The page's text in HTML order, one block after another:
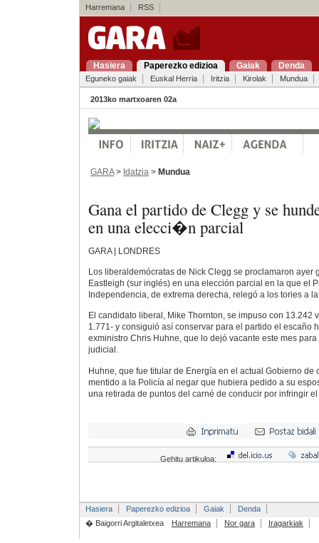
Harremana RSS
Hasiera Paperezko edizioa Gaiak Denda
Eguneko gaiak Euskal Herria Iritzia Kirolak Mundua
2013ko martxoaren 02a
GARA> Idatzia > Mundua
Gana el partido de Clegg y se
en una elecci�n parcial
GARA | LONDRES
Los liberaldemócratas de Nick Clegg se proclamaron ayer
Eastleigh (sur inglés) en una elección parcial en la que el
Independencia, de extrema derecha, relegó a los tories a
El candidato liberal, Mike Thornton, se impuso con 13.242
1.771- y consiguió así conservar para el partido el escaño
exministro Chris Huhne, que lo dejó vacante este mes
judicial.
Huhne, que fue titular de Energía en el actual Gobierno de
mentido a la Policía al negar que hubiera pedido a su
una retirada de puntos del carné de conducir por infringir
Gehitu artikuloa:
Hasiera Paperezko edizioa Gaiak
Denda
� Baigorri Argitaletxea
Harremana Nor gara Iragarkiak